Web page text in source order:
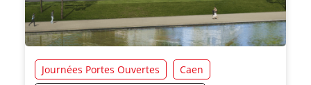
Journées Portes Ouvertes
Caen